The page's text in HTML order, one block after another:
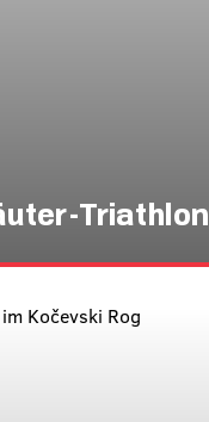
Triathlon